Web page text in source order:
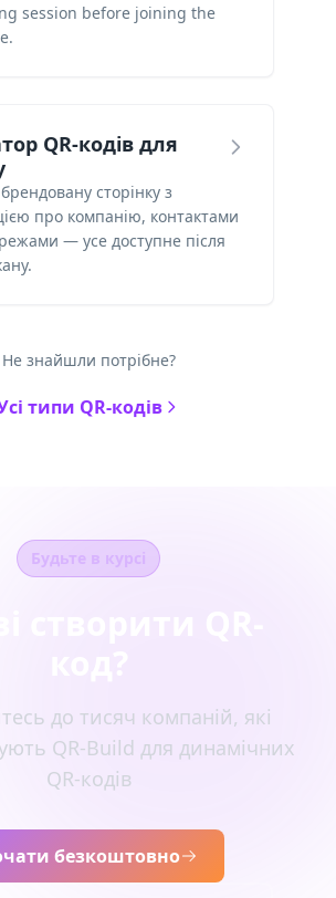
session before joining the
QR-кодів для
сторінку з
про компанію, контактами
— усе доступне після
Не знайшли потрібне?
типи QR-кодів
Будьте в курсі
до тисяч компаній, які
QR-Build для динамічних
QR-кодів
безкоштовно